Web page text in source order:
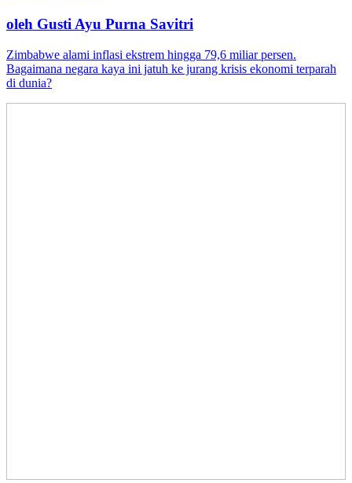
oleh Gusti Ayu Purna Savitri
Zimbabwe alami inflasi ekstrem hingga 79,6 miliar persen.
Bagaimana negara kaya ini jatuh ke jurang krisis ekonomi terparah
di dunia?